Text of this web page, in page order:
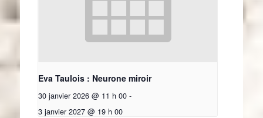
Eva Taulois : Neurone miroir
30 janvier 2026 @ 11 h 00 -
3 janvier 2027 @ 19 h 00